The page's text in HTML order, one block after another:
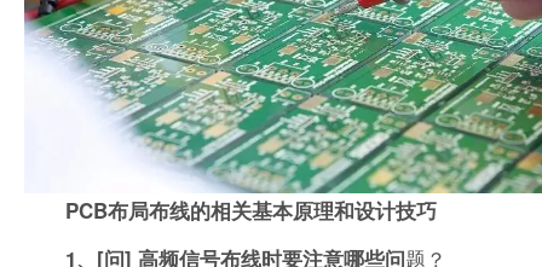
PCB布局布线的相关基本原理和设计技巧
1、[问] 高频信号布线时要注意哪些问题？